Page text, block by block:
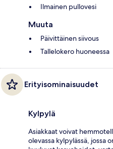
Ilmainen pullovesi
Muuta
Päivittäinen siivous
Tallelokero huoneessa
Erityisominaisuudet
Kylpylä
Asiakkaat voivat
olevassa kylpylässä, jossa